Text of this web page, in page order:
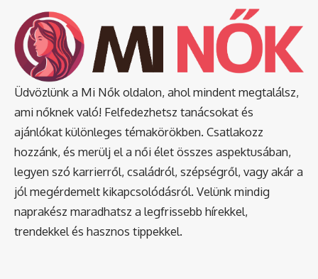
Üdvözlünk a Mi Nők oldalon, ahol mindent megtalálsz,
ami nőknek való! Felfedezhetsz tanácsokat és
ajánlókat különleges témakörökben. Csatlakozz
hozzánk, és merülj el a női élet összes aspektusában,
legyen szó karrierről, családról, szépségről, vagy akár a
jól megérdemelt kikapcsolódásról. Velünk mindig
naprakész maradhatsz a legfrissebb hírekkel,
trendekkel és hasznos tippekkel.